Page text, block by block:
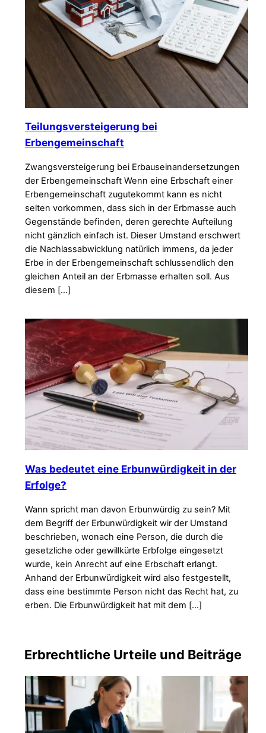
Teilungsversteigerung bei
Erbengemeinschaft
Zwangsversteigerung bei Erbauseinandersetzungen
der Erbengemeinschaft Wenn eine Erbschaft einer
Erbengemeinschaft zugutekommt kann es nicht
selten vorkommen, dass sich in der Erbmasse auch
Gegenstände befinden, deren gerechte Aufteilung
nicht gänzlich einfach ist. Dieser Umstand erschwert
die Nachlassabwicklung natürlich immens, da jeder
Erbe in der Erbengemeinschaft schlussendlich den
gleichen Anteil an der Erbmasse erhalten soll. Aus
diesem […]
Was bedeutet eine Erbunwürdigkeit in der
Erfolge?
Wann spricht man davon Erbunwürdig zu sein? Mit
dem Begriff der Erbunwürdigkeit wir der Umstand
beschrieben, wonach eine Person, die durch die
gesetzliche oder gewillkürte Erbfolge eingesetzt
wurde, kein Anrecht auf eine Erbschaft erlangt.
Anhand der Erbunwürdigkeit wird also festgestellt,
dass eine bestimmte Person nicht das Recht hat, zu
erben. Die Erbunwürdigkeit hat mit dem […]
Erbrechtliche Urteile und Beiträge